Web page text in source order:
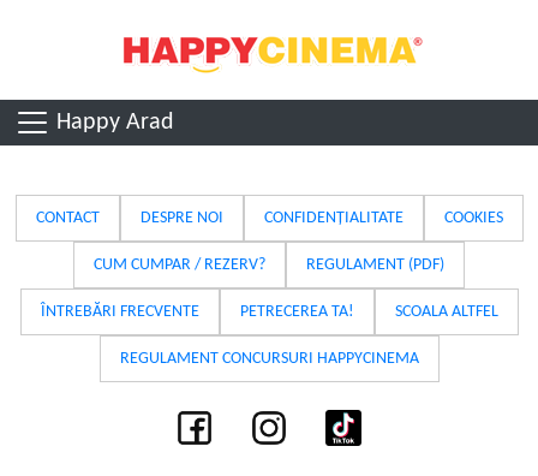
Happy Arad
CONTACT DESPRE NOI CONFIDENȚIALITATE COOKIES
CUM CUMPAR / REZERV? REGULAMENT (PDF)
ÎNTREBĂRI FRECVENTE PETRECEREA TA! SCOALA ALTFEL
REGULAMENT CONCURSURI HAPPYCINEMA